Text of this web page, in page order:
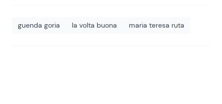
guenda goria la volta buona maria teresa ruta